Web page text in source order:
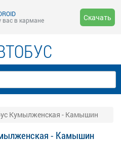
вас в кармане
Скачать
Кумылженская - Камышин
- Камышин